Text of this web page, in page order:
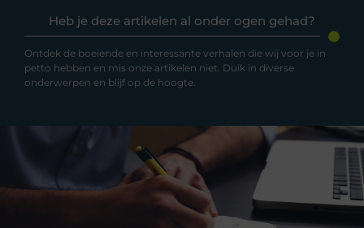
Heb je deze artikelen al onder ogen gehad?
Ontdek de boeiende en interessante verhalen die wij voor je in
petto hebben en mis onze artikelen niet. Duik in diverse
onderwerpen en blijf op de hoogte.